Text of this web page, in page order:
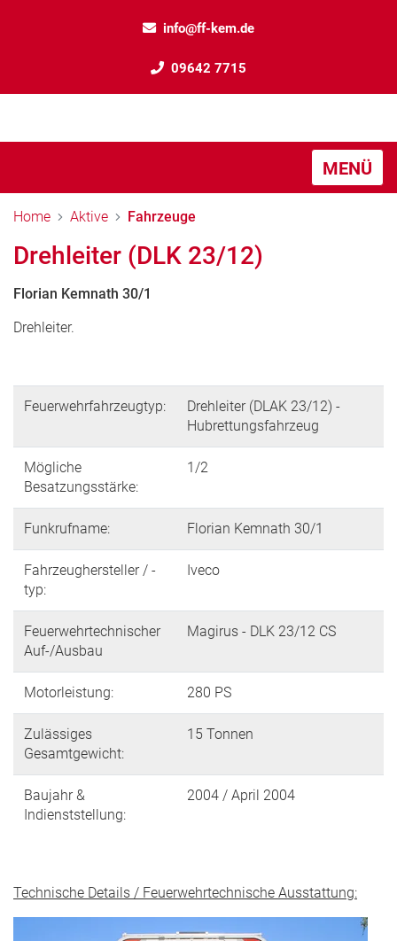
info@ff-kem.de
09642 7715
MENÜ
Home Aktive Fahrzeuge
Drehleiter (DLK 23/12)
Florian Kemnath 30/1
Drehleiter.
Feuerwehrfahrzeugtyp:
Drehleiter (DLAK 23/12) -
Hubrettungsfahrzeug
Mögliche
Besatzungsstärke:
1/2
Funkrufname: Florian Kemnath 30/1
Fahrzeughersteller / -
typ:
Iveco
Feuerwehrtechnischer
Auf-/Ausbau
Magirus - DLK 23/12 CS
Motorleistung: 280 PS
Zulässiges
Gesamtgewicht:
15 Tonnen
Baujahr &
Indienststellung:
2004 / April 2004
Technische Details / Feuerwehrtechnische Ausstattung: